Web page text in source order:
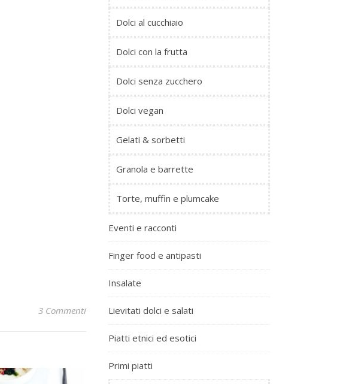
3 Commenti
Dolci al cucchiaio
Dolci con la frutta
Dolci senza zucchero
Dolci vegan
Gelati & sorbetti
Granola e barrette
Torte, muffin e plumcake
Eventi e racconti
Finger food e antipasti
Insalate
Lievitati dolci e salati
Piatti etnici ed esotici
Primi piatti